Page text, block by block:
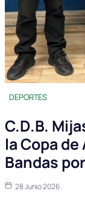
DEPORTES
C.D.B.
la Copa
Bandas
28 Junio 2026